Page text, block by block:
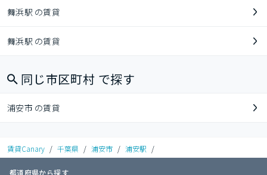
舞浜駅 の賃貸
舞浜駅 の賃貸
同じ市区町村 で探す
浦安市 の賃貸
賃貸Canary / 千葉県 / 浦安市 / 浦安駅 /
都道府県から探す